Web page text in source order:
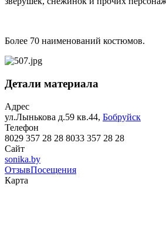
Более 70 наименований костюмов.
Детали материала
Адрес
ул.Лынькова д.59 кв.44, Бобруйск
Телефон
8029 357 28 28 8033 357 28 28
Сайт
sonika.by
ОтзывПосещения
Карта